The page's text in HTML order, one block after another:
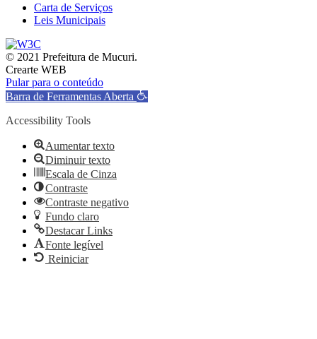
Carta de Serviços
Leis Municipais
© 2021 Prefeitura de Mucuri.
Crearte WEB
Pular para o conteúdo
Barra de Ferramentas Aberta
Accessibility Tools
Aumentar texto
Diminuir texto
Escala de Cinza
Contraste
Contraste negativo
Fundo claro
Destacar Links
Fonte legível
Reiniciar